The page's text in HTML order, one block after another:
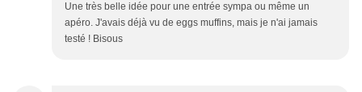
Une très belle idée pour une entrée sympa ou même un
apéro. J'avais déjà vu de eggs muffins, mais je n'ai jamais
testé ! Bisous